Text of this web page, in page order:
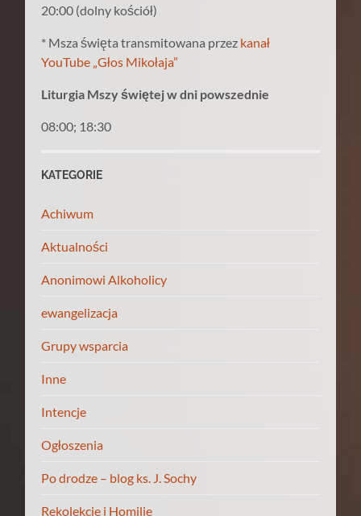
20:00 (dolny kościół)
* Msza święta transmitowana przez kanał
YouTube „Głos Mikołaja”
Liturgia Mszy świętej w dni powszednie
08:00; 18:30
KATEGORIE
Achiwum
Aktualności
Anonimowi Alkoholicy
ewangelizacja
Grupy wsparcia
Inne
Intencje
Ogłoszenia
Po drodze – blog ks. J. Sochy
Rekolekcje i Homilie